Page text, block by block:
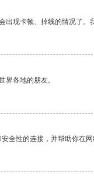
现卡顿、掉线的情况了
界各地的朋友。
全性的连接，并帮助你在网